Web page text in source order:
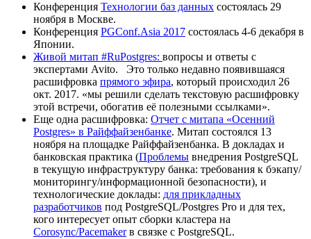
Конференция Технологии баз данных состоялась 29
ноября в Москве.
Конференция PGConf.Asia 2017 состоялась 4-6 декабря в
Японии.
Живой митап #RuPostgres: вопросы и ответы с
экспертами Avito. Это только недавно появившаяся
расшифровка прямого эфира, который происходил 26
окт. 2017. «мы решили сделать текстовую расшифровку
этой встречи, обогатив её полезными ссылками».
Еще одна расшифровка: Отчет с митапа «Осенний
Postgres» в Райффайзенбанке. Митап состоялся 13
ноября на площадке Райффайзенбанка. В докладах и
банковская практика (Проблемы внедрения PostgreSQL
в текущую инфраструктуру банка: требования к бэкапу/
мониторингу/информационной безопасности), и
технологические доклады: для прикладных
разработчиков под PostgreSQL/Postgres Pro и для тех,
кого интересует опыт сборки кластера на
Corosync/Pacemakerв связке с PostgreSQL.